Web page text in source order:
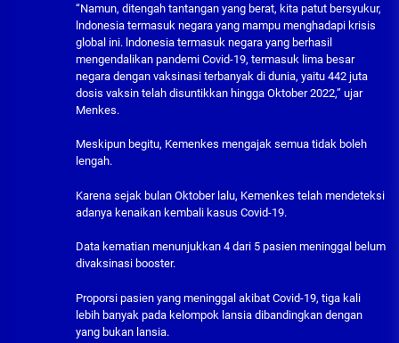
“Namun, ditengah tantangan yang berat, kita patut bersyukur,
lndonesia termasuk negara yang mampu menghadapi krisis
global ini. lndonesia termasuk negara yang berhasil
mengendalikan pandemi Covid-19, termasuk lima besar
negara dengan vaksinasi terbanyak di dunia, yaitu 442 juta
dosis vaksin telah disuntikkan hingga Oktober 2022,” ujar
Menkes.
Meskipun begitu, Kemenkes mengajak semua tidak boleh
lengah.
Karena sejak bulan Oktober lalu, Kemenkes telah mendeteksi
adanya kenaikan kembali kasus Covid-19.
Data kematian menunjukkan 4 dari 5 pasien meninggal belum
divaksinasi booster.
Proporsi pasien yang meninggal akibat Covid-19, tiga kali
lebih banyak pada kelompok lansia dibandingkan dengan
yang bukan lansia.